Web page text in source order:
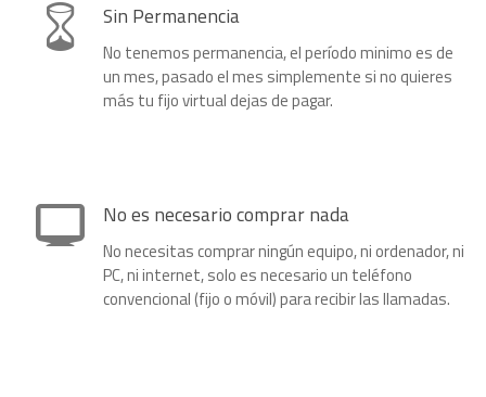
Sin Permanencia
No tenemos permanencia, el período minimo es de
un mes, pasado el mes simplemente si no quieres
más tu fijo virtual dejas de pagar.
No es necesario comprar nada
No necesitas comprar ningún equipo, ni ordenador, ni
PC, ni internet, solo es necesario un teléfono
convencional (fijo o móvil) para recibir las llamadas.